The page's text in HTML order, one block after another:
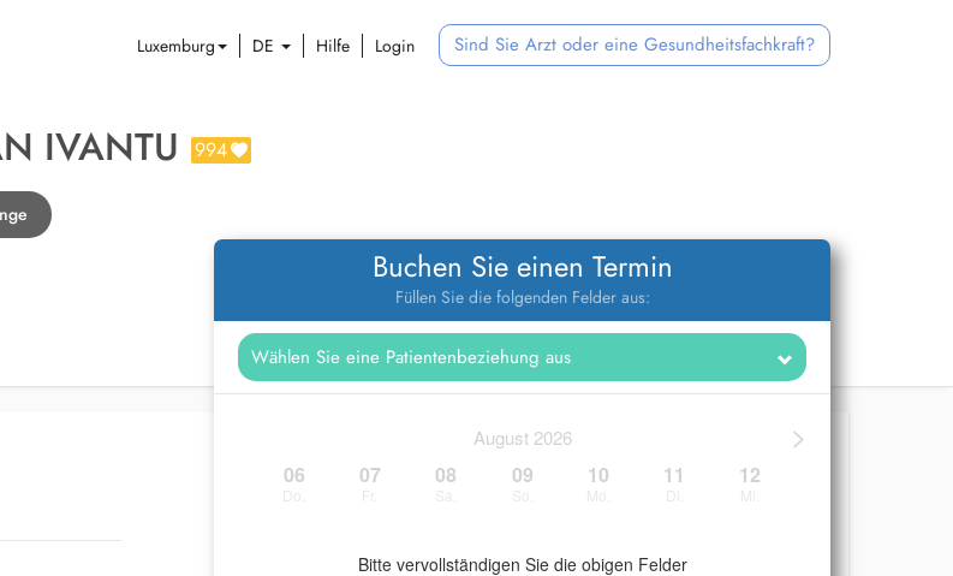
Luxemburg DE Hilfe Login Sind Sie Arzt oder eine Gesundheitsfachkraft?
IVANTU 994
Buchen Sie einen Termin
Füllen Sie die folgenden Felder aus:
>
August 2026
06 07 08 09 10 11 12
Bitte vervollständigen Sie die obigen Felder